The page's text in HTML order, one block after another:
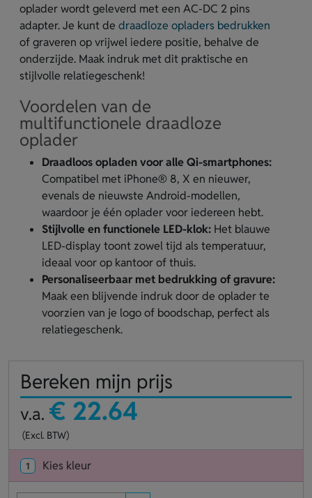
oplader wordt geleverd met een AC-DC 2 pins
adapter. Je kunt de draadloze opladers bedrukken
of graveren op vrijwel iedere positie, behalve de
onderzijde. Maak indruk met dit praktische en
stijlvolle relatiegeschenk!
Voordelen van de
multifunctionele draadloze
oplader
Draadloos opladen voor alle Qi-smartphones:
Compatibel met iPhone® 8, X en nieuwer,
evenals de nieuwste Android-modellen,
waardoor je één oplader voor iedereen hebt.
Stijlvolle en functionele LED-klok: Het blauwe
LED-display toont zowel tijd als temperatuur,
ideaal voor op kantoor of thuis.
Personaliseerbaar met bedrukking of gravure:
Maak een blijvende indruk door de oplader te
voorzien van je logo of boodschap, perfect als
relatiegeschenk.
Bereken mijn prijs
v.a. € 22.64
(Excl. BTW)
1 Kies kleur